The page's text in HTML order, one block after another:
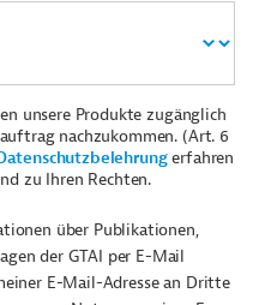
unsere Produkte zugänglich
nachzukommen. (Art. 6
erfahren
zu Ihren Rechten.
über Publikationen,
der GTAI per E-Mail
E-Mail-Adresse an Dritte